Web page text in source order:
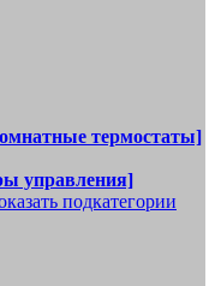
термостаты]
управления]
подкатегории